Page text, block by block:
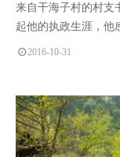
来自干海子村的村支
起他的执政生涯，他
2016-10-31